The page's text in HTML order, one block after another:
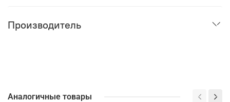
Производитель
Аналогичные товары